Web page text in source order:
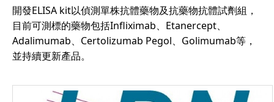
開發ELISA kit以偵測單株抗體藥物及抗藥物抗體試劑組，
目前可測標的藥物包括Infliximab、Etanercept、
Adalimumab、Certolizumab Pegol、Golimumab等，
並持續更新產品。